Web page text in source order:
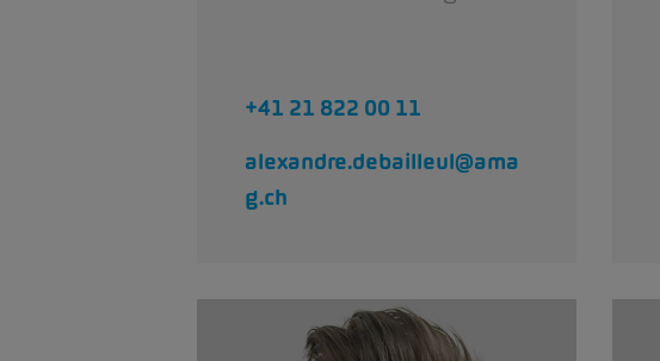
+41 21 822 00 11
alexandre.debailleul@ama
g.ch